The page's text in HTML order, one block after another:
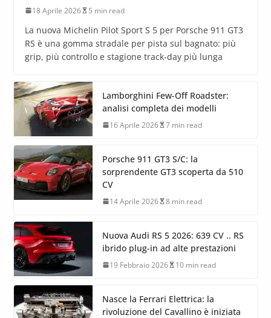
18 Aprile 2026 5 min read
La nuova Michelin Pilot Sport S 5 per Porsche 911 GT3
RS è una gomma stradale per pista sul bagnato: più
grip, più controllo e stagione track-day più lunga
Lamborghini Few-Off Roadster:
analisi completa dei modelli
16 Aprile 2026 7 min read
Porsche 911 GT3 S/C: la
sorprendente GT3 scoperta da 510
CV
14 Aprile 2026 8 min read
Nuova Audi RS 5 2026: 639 CV .. RS
ibrido plug-in ad alte prestazioni
19 Febbraio 2026 10 min read
Nasce la Ferrari Elettrica: la
rivoluzione del Cavallino è iniziata